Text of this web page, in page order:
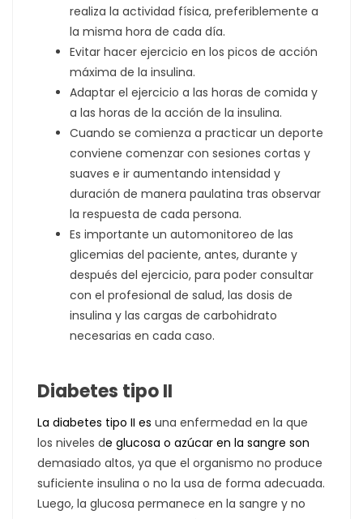
realiza la actividad física, preferiblemente a
la misma hora de cada día.
Evitar hacer ejercicio en los picos de acción
máxima de la insulina.
Adaptar el ejercicio a las horas de comida y
a las horas de la acción de la insulina.
Cuando se comienza a practicar un deporte
conviene comenzar con sesiones cortas y
suaves e ir aumentando intensidad y
duración de manera paulatina tras observar
la respuesta de cada persona.
Es importante un automonitoreo de las
glicemias del paciente, antes, durante y
después del ejercicio, para poder consultar
con el profesional de salud, las dosis de
insulina y las cargas de carbohidrato
necesarias en cada caso.
Diabetes tipo II
La diabetes tipo II es una enfermedad en la que
los niveles de glucosa o azúcar en la sangre son
demasiado altos, ya que el organismo no produce
suficiente insulina o no la usa de forma adecuada.
Luego, la glucosa permanece en la sangre y no